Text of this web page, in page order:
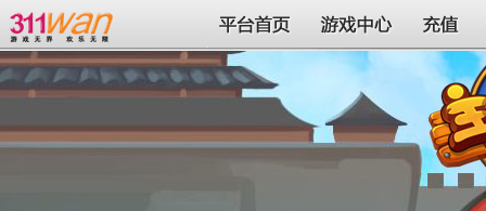
311wan平台 平台首页 游戏中心 充值